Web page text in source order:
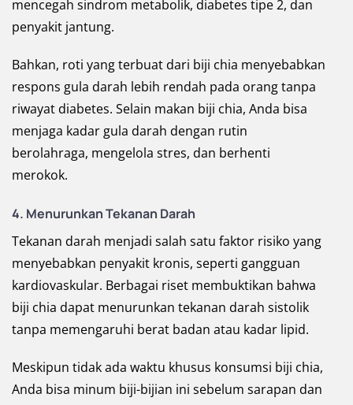
mencegah sindrom metabolik, diabetes tipe 2, dan
penyakit jantung.
Bahkan, roti yang terbuat dari biji chia menyebabkan
respons gula darah lebih rendah pada orang tanpa
riwayat diabetes. Selain makan biji chia, Anda bisa
menjaga kadar gula darah dengan rutin
berolahraga, mengelola stres, dan berhenti
merokok.
4. Menurunkan Tekanan Darah
Tekanan darah menjadi salah satu faktor risiko yang
menyebabkan penyakit kronis, seperti gangguan
kardiovaskular. Berbagai riset membuktikan bahwa
biji chia dapat menurunkan tekanan darah sistolik
tanpa memengaruhi berat badan atau kadar lipid.
Meskipun tidak ada waktu khusus konsumsi biji chia,
Anda bisa minum biji-bijian ini sebelum sarapan dan